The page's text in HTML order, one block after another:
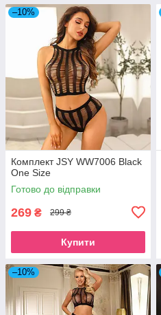
–10%
Комплект JSY WW7006 Black
One Size
Готово до відправки
269 ₴ 299 ₴
Купити
–10%